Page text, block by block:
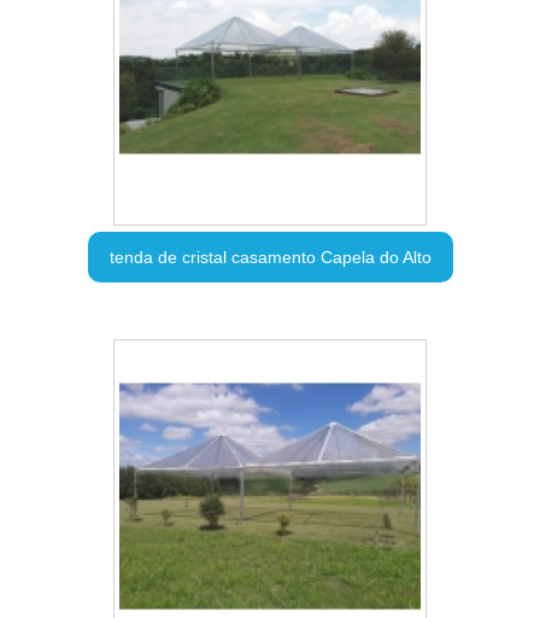
tenda de cristal casamento Capela do Alto